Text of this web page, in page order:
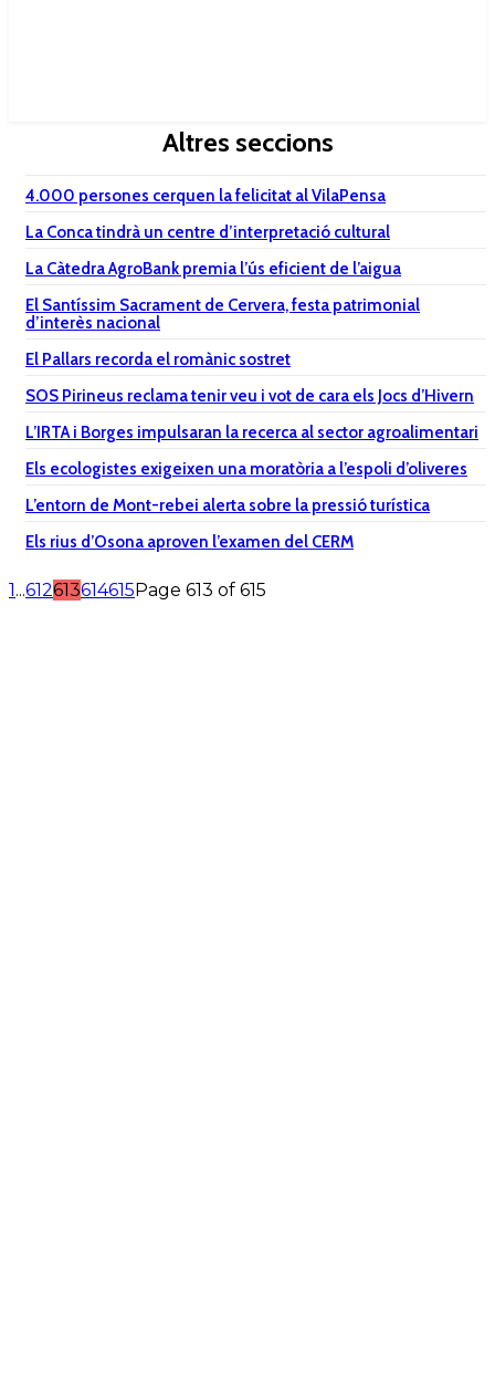
Altres seccions
4.000 persones cerquen la felicitat al VilaPensa
La Conca tindrà un centre d’interpretació cultural
La Càtedra AgroBank premia l’ús eficient de l’aigua
El Santíssim Sacrament de Cervera, festa patrimonial
d’interès nacional
El Pallars recorda el romànic sostret
SOS Pirineus reclama tenir veu i vot de cara els Jocs d’Hivern
L’IRTA i Borges impulsaran la recerca al sector agroalimentari
Els ecologistes exigeixen una moratòria a l’espoli d’oliveres
L’entorn de Mont-rebei alerta sobre la pressió turística
Els rius d’Osona aproven l’examen del CERM
1...612613614615Page 613 of 615